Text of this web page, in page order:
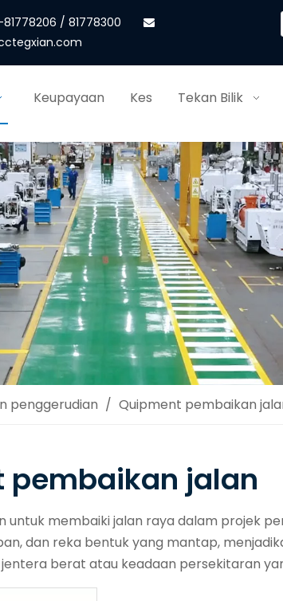
81778206 / 81778300
Keupayaan Kes Tekan Bilik
penggerudian / Quipment pembaikan
pembaikan jalan
untuk membaiki jalan raya dalam projek
dan reka bentuk yang mantap,
berat atau keadaan persekitaran